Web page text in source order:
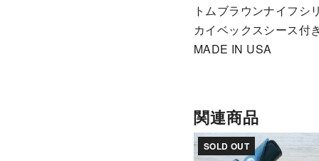
トムブラウンナイフ
カイベックスシース付
MADE IN USA
関連商品
SOLD OUT